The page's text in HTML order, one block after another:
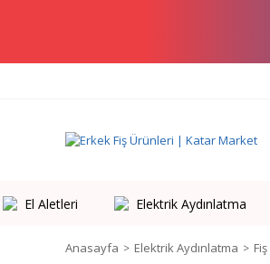
El Aletleri Elektrik Aydınlatma
Anasayfa Elektrik Aydınlatma Fiş